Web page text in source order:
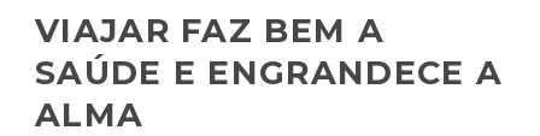
VIAJAR FAZ BEM A
SAÚDE E ENGRANDECE A
ALMA